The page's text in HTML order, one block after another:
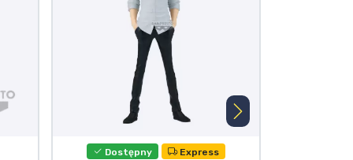
Dostępny Express